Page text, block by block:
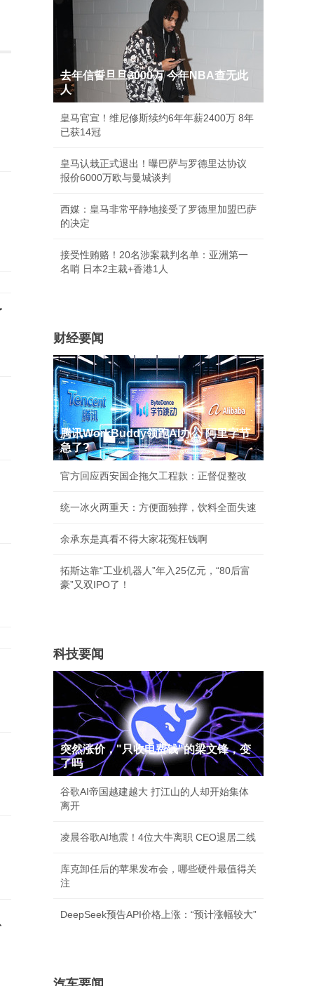
去年信誓旦旦3000万 今年NBA查无此
人
皇马官宣！维尼修斯续约6年年薪2400万 8年
已获14冠
皇马认栽正式退出！曝巴萨与罗德里达协议
报价6000万欧与曼城谈判
西媒：皇马非常平静地接受了罗德里加盟巴萨
的决定
接受性贿赂！20名涉案裁判名单：亚洲第一
名哨 日本2主裁+香港1人
财经要闻
腾讯WorkBuddy领跑AI办公 阿里字节
急了?
官方回应西安国企拖欠工程款：正督促整改
统一冰火两重天：方便面独撑，饮料全面失速
余承东是真看不得大家花冤枉钱啊
拓斯达靠“工业机器人”年入25亿元，“80后富
豪”又双IPO了！
科技要闻
突然涨价，"只收电费钱"的梁文锋，变
了吗
谷歌AI帝国越建越大 打江山的人却开始集体
离开
凌晨谷歌AI地震！4位大牛离职 CEO退居二线
库克卸任后的苹果发布会，哪些硬件最值得关
注
DeepSeek预告API价格上涨：“预计涨幅较大”